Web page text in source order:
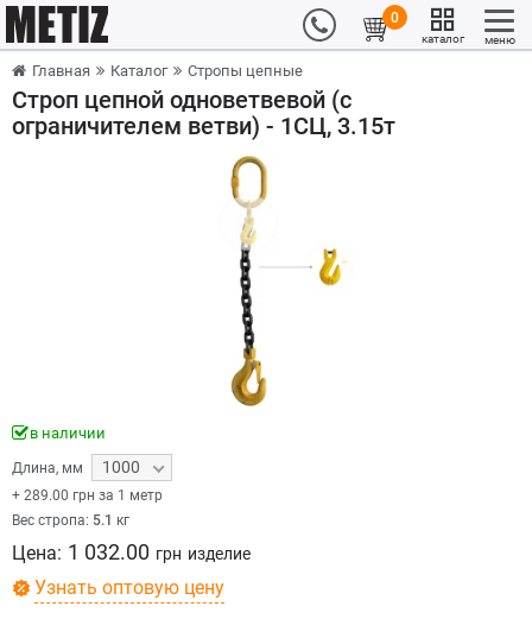
0
каталог меню
Главная Каталог Стропы цепные
Строп цепной одноветвевой (с
ограничителем ветви) - 1СЦ, 3.15т
в наличии
Длина, мм 1000
+ 289.00 грн за 1 метр
Вес стропа: 5.1 кг
Цена: 1 032.00 грн изделие
Узнать оптовую цену